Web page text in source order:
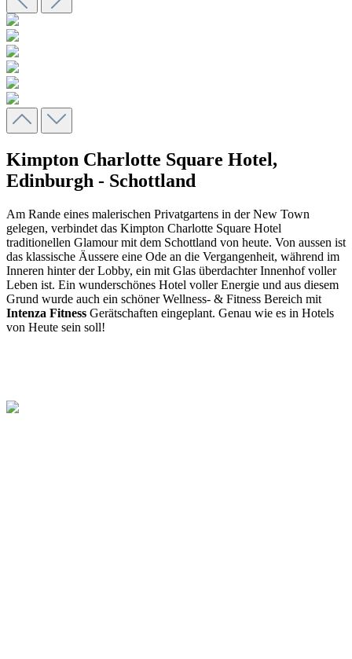
Kimpton Charlotte Square Hotel,
Edinburgh - Schottland
Am Rande eines malerischen Privatgartens in der New Town
gelegen, verbindet das Kimpton Charlotte Square Hotel
traditionellen Glamour mit dem Schottland von heute. Von aussen ist
das klassische Äussere eine Ode an die Vergangenheit, während im
Inneren hinter der Lobby, ein mit Glas überdachter Innenhof voller
Leben ist. Ein wunderschönes Hotel voller Energie und aus diesem
Grund wurde auch ein schöner Wellness- & Fitness Bereich mit
Intenza Fitness Gerätschaften eingeplant. Genau wie es in Hotels
von Heute sein soll!